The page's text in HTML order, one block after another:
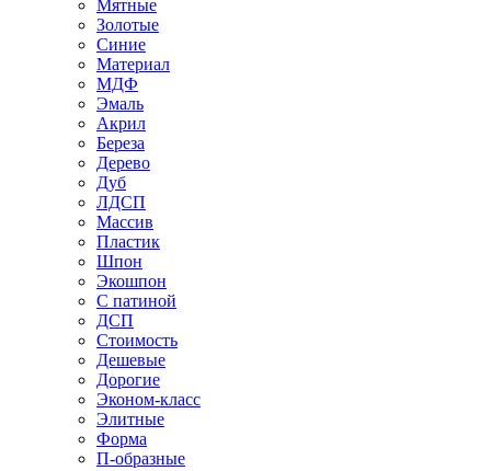
Мятные
Золотые
Синие
Материал
МДФ
Эмаль
Акрил
Береза
Дерево
Дуб
ЛДСП
Массив
Пластик
Шпон
Экошпон
С патиной
ДСП
Стоимость
Дешевые
Дорогие
Эконом-класс
Элитные
Форма
П-образные